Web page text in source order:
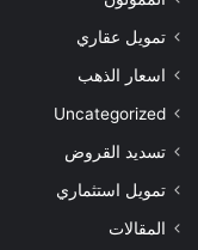
تمويل عقاري
اسعار الذهب
Uncategorized
تسديد القروض
تمويل استثماري
المقالات